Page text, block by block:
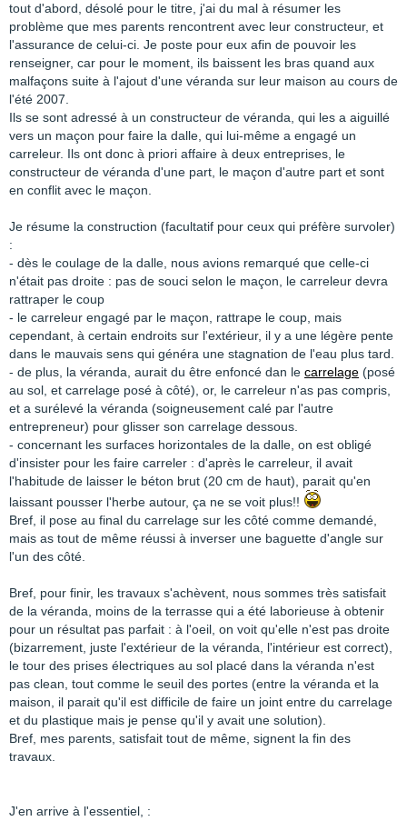
tout d'abord, désolé pour le titre, j'ai du mal à résumer les
problème que mes parents rencontrent avec leur constructeur, et
l'assurance de celui-ci. Je poste pour eux afin de pouvoir les
renseigner, car pour le moment, ils baissent les bras quand aux
malfaçons suite à l'ajout d'une véranda sur leur maison au cours de
l'été 2007.
Ils se sont adressé à un constructeur de véranda, qui les a aiguillé
vers un maçon pour faire la dalle, qui lui-même a engagé un
carreleur. Ils ont donc à priori affaire à deux entreprises, le
constructeur de véranda d'une part, le maçon d'autre part et sont
en conflit avec le maçon.
Je résume la construction (facultatif pour ceux qui préfère survoler)
:
- dès le coulage de la dalle, nous avions remarqué que celle-ci
n'était pas droite : pas de souci selon le maçon, le carreleur devra
rattraper le coup
- le carreleur engagé par le maçon, rattrape le coup, mais
cependant, à certain endroits sur l'extérieur, il y a une légère pente
dans le mauvais sens qui généra une stagnation de l'eau plus tard.
- de plus, la véranda, aurait du être enfoncé dan le carrelage (posé
au sol, et carrelage posé à côté), or, le carreleur n'as pas compris,
et a surélevé la véranda (soigneusement calé par l'autre
entrepreneur) pour glisser son carrelage dessous.
- concernant les surfaces horizontales de la dalle, on est obligé
d'insister pour les faire carreler : d'après le carreleur, il avait
l'habitude de laisser le béton brut (20 cm de haut), parait qu'en
laissant pousser l'herbe autour, ça ne se voit plus!!
Bref, il pose au final du carrelage sur les côté comme demandé,
mais as tout de même réussi à inverser une baguette d'angle sur
l'un des côté.
Bref, pour finir, les travaux s'achèvent, nous sommes très satisfait
de la véranda, moins de la terrasse qui a été laborieuse à obtenir
pour un résultat pas parfait : à l'oeil, on voit qu'elle n'est pas droite
(bizarrement, juste l'extérieur de la véranda, l'intérieur est correct),
le tour des prises électriques au sol placé dans la véranda n'est
pas clean, tout comme le seuil des portes (entre la véranda et la
maison, il parait qu'il est difficile de faire un joint entre du carrelage
et du plastique mais je pense qu'il y avait une solution).
Bref, mes parents, satisfait tout de même, signent la fin des
travaux.
J'en arrive à l'essentiel, :